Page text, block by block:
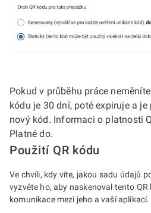
Pokud v průběhu práce
kódu je 30 dní, poté expiruje a
nový kód. Informaci o platnosti
Platné do.
Použití QR kódu
Ve chvíli, kdy víte, jakou sadu údajů
vyzvěte ho, aby naskenoval tento
komunikace mezi jeho a vaší aplikací.